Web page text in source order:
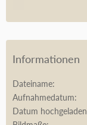
Informationen
Dateiname
Aufnahmedatum
Datum hochgeladen